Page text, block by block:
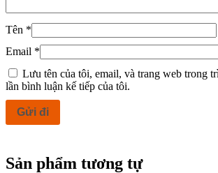
Tên *
Email *
Lưu tên của tôi, email, và trang web trong
lần bình luận kế tiếp của tôi.
Sản phẩm tương tự